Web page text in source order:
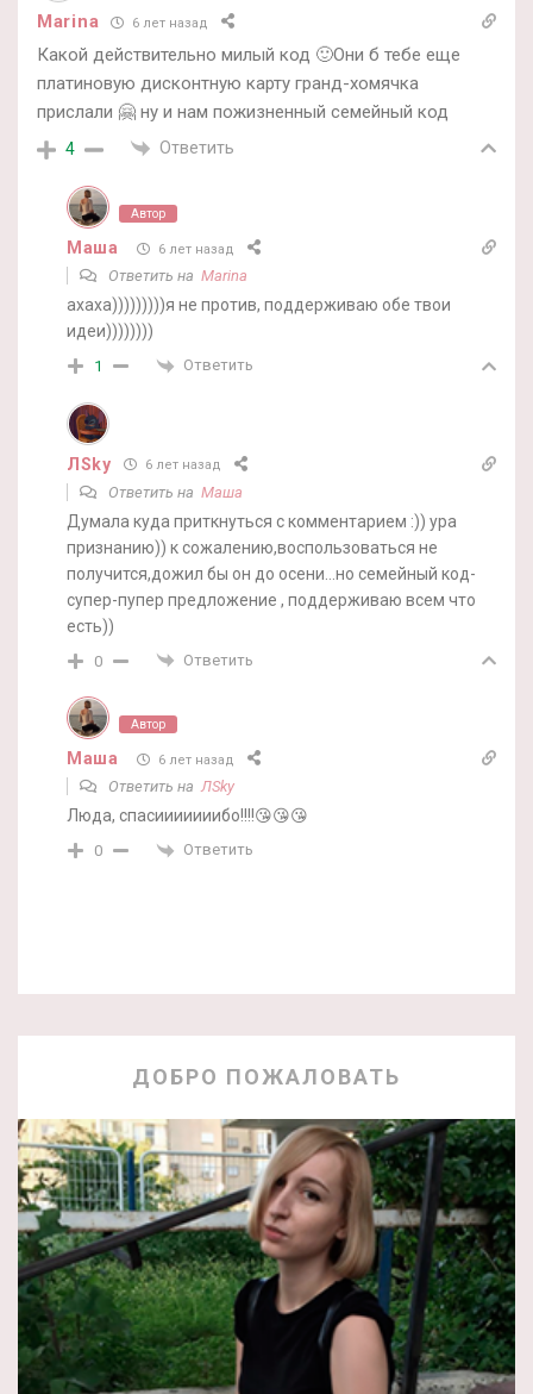
Marina 6 лет назад
Какой действительно милый код 🙂Они б тебе еще
платиновую дисконтную карту гранд-хомячка
прислали 🤗 ну и нам пожизненный семейный код
4 Ответить
Автор
Маша 6 лет назад
Ответить на Marina
ахаха)))))))))я не против, поддерживаю обе твои
идеи))))))))
1 Ответить
ЛSky 6 лет назад
Ответить на Маша
Думала куда приткнуться с комментарием :)) ура
признанию)) к сожалению,воспользоваться не
получится,дожил бы он до осени…но семейный код-
супер-пупер предложение , поддерживаю всем что
есть))
0 Ответить
Автор
Маша 6 лет назад
Ответить наЛSky
Люда, спасииииииибо!!!!😘😘😘
0 Ответить
ДОБРО ПОЖАЛОВАТЬ